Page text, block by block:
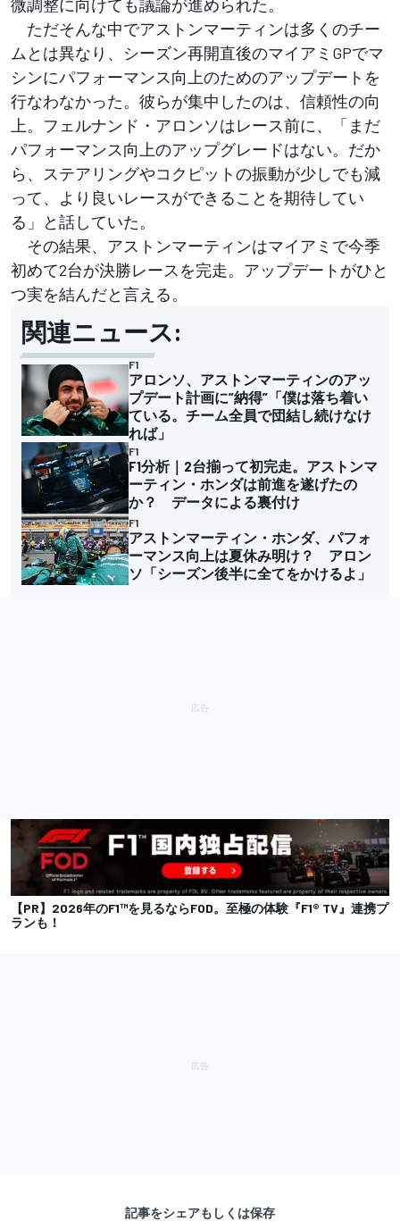
微調整に向けても議論が進められた。
ただそんな中でアストンマーティンは多くのチー
ムとは異なり、シーズン再開直後のマイアミGPでマ
シンにパフォーマンス向上のためのアップデートを
行なわなかった。彼らが集中したのは、信頼性の向
上。フェルナンド・アロンソはレース前に、「まだ
パフォーマンス向上のアップグレードはない。だか
ら、ステアリングやコクピットの振動が少しでも減
って、より良いレースができることを期待してい
る」と話していた。
その結果、アストンマーティンはマイアミで今季
初めて2台が決勝レースを完走。アップデートがひと
つ実を結んだと言える。
関連ニュース:
F1
アロンソ、アストンマーティンのアッ
プデート計画に”納得”「僕は落ち着い
ている。チーム全員で団結し続けなけ
れば」
F1
F1分析｜2台揃って初完走。アストンマ
ーティン・ホンダは前進を遂げたの
か？ データによる裏付け
F1
アストンマーティン・ホンダ、パフォ
ーマンス向上は夏休み明け？ アロン
ソ「シーズン後半に全てをかけるよ」
【PR】2026年のF1™を見るならFOD。至極の体験『F1® TV』連携プ
ランも！
記事をシェアもしくは保存